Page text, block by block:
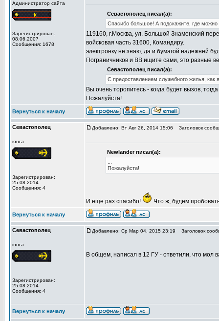
Администратор сайта
Зарегистрирован:
08.06.2007
Сообщения: 1678
Севастополец писал(а):
Спасибо большое! А подскажите, где
119160, г.Москва, ул. Большой Знаменский
войсковая часть 31600, Командиру.
электронку не знаю, да и бумагой надежней
Пограничников и ВВ ищите сами, это разные
Севастополец писал(а):
С предоставлением служебного жилья,
Вы очень торопитесь - когда будет вызов,
Пожалуйста!
Вернуться к началу
Севастополец
юнга
Зарегистрирован:
25.08.2014
Сообщения: 4
Добавлено: Вт Авг 26, 2014 15:06 Заголовок
Newlander писал(а):
Пожалуйста!
И еще раз спасибо! Что ж, будем
Вернуться к началу
Севастополец
юнга
Зарегистрирован:
25.08.2014
Сообщения: 4
Добавлено: Ср Мар 04, 2015 23:19 Заголовок
В общем, написал в 12 ГУ - ответили, что мол
Вернуться к началу